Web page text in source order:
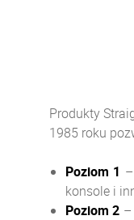
Produkty
1985 roku
Poziom 1
konsole i
Poziom 2